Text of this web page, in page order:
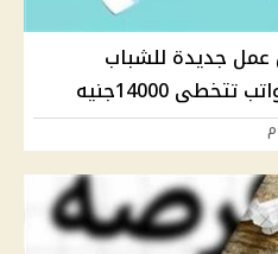
عمل جديدة للشباب